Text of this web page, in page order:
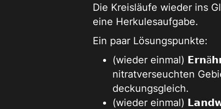
Die Kreisläufe wieder ins
eine Herkulesaufgabe.
Ein paar Lösungspunkte:
(wieder einmal)
nitratverseuchten
deckungsgleich.
(wieder einmal)